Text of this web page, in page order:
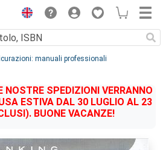
manuali professionali
NOSTRE SPEDIZIONI VERRANNO
ESTIVA DAL 30 LUGLIO AL 23
BUONE VACANZE!